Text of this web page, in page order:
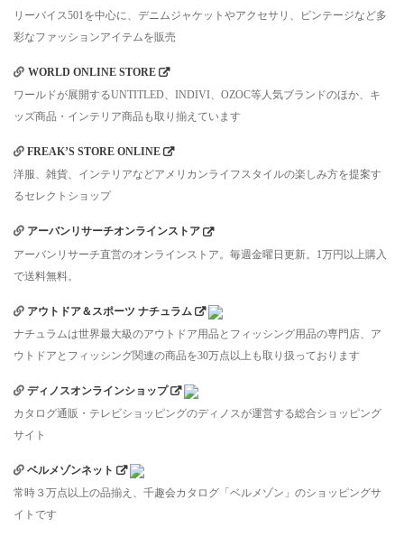
リーバイス501を中心に、デニムジャケットやアクセサリ、ビンテージなど多
彩なファッションアイテムを販売
WORLD ONLINE STORE
ワールドが展開するUNTITLED、INDIVI、OZOC等人気ブランドのほか、キ
ッズ商品・インテリア商品も取り揃えています
FREAK’S STORE ONLINE
洋服、雑貨、インテリアなどアメリカンライフスタイルの楽しみ方を提案す
るセレクトショップ
アーバンリサーチオンラインストア
アーバンリサーチ直営のオンラインストア。毎週金曜日更新。1万円以上購入
で送料無料。
アウトドア＆スポーツ ナチュラム
ナチュラムは世界最大級のアウトドア用品とフィッシング用品の専門店、ア
ウトドアとフィッシング関連の商品を30万点以上も取り扱っております
ディノスオンラインショップ
カタログ通販・テレビショッピングのディノスが運営する総合ショッピング
サイト
ベルメゾンネット
常時３万点以上の品揃え、千趣会カタログ「ベルメゾン」のショッピングサ
イトです